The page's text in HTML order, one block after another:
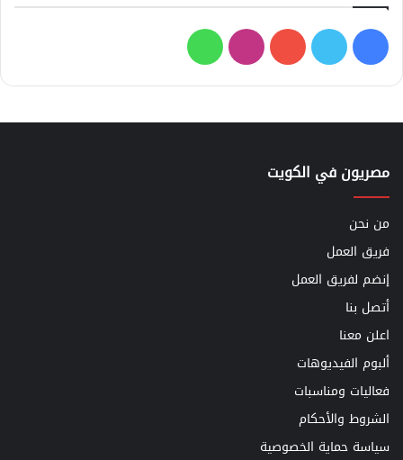
فيسبوك
تويتر يوتيوبانستقرامواتساب
مصريون في الكويت
من نحن
فريق العمل
إنضم لفريق العمل
أتصل بنا
اعلن معنا
ألبوم الفيديوهات
فعاليات ومناسبات
الشروط والأحكام
سياسة حماية الخصوصية